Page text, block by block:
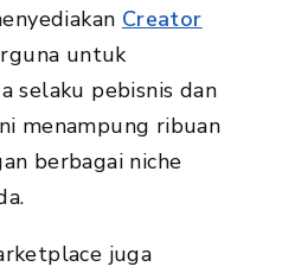
Creator
untuk
selaku pebisnis dan
menampung ribuan
berbagai niche
juga